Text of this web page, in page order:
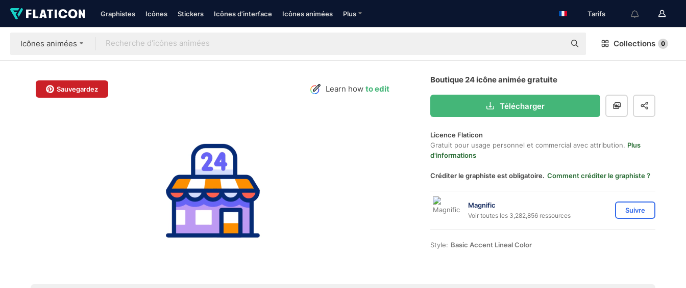
Graphistes Icônes Stickers Icônes d'interface Icônes animées Plus Tarifs
Icônes animées Collections 0
Sauvegardez Learn how to edit
Boutique 24 icône animée gratuite
Télécharger
Licence Flaticon
Gratuit pour usage personnel et commercial avec attribution. Plus
d'informations
Créditer le graphiste est obligatoire. Comment créditer le graphiste ?
Magnific
Voir toutes les 3,282,856 ressources
Suivre
Style: Basic Accent Lineal Color